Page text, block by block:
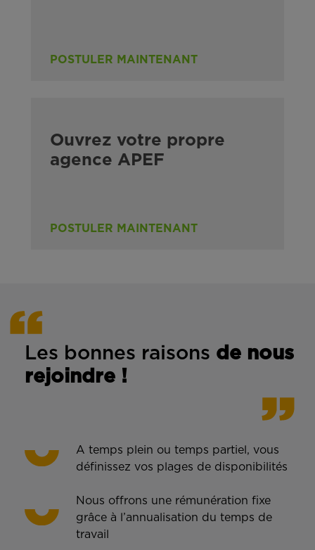
POSTULER MAINTENANT
Ouvrez votre propre
agence APEF
POSTULER MAINTENANT
Les bonnes raisons de nous
rejoindre !
A temps plein ou temps partiel, vous
définissez vos plages de disponibilités
Nous offrons une rémunération fixe
grâce à l’annualisation du temps de
travail